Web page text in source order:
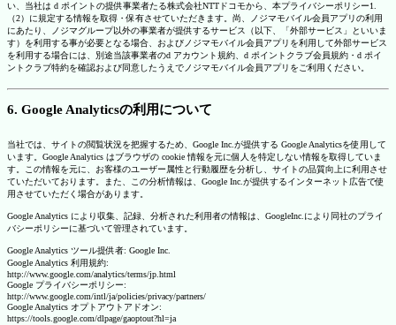
い、当社は d ポイントの提供事業者たる株式会社NTTドコモから、本プライバシーポリシー1.
（2）に規定する情報を取得・保有させていただきます。尚、ノジマモバイル会員アプリの利用
にあたり、ノジマグループ以外の事業者が提供するサービス（以下、「外部サービス」といいま
す）を利用する事が必要となる場合、およびノジマモバイル会員アプリを利用して外部サービス
を利用する場合には、別途当該事業者のd アカウント規約、d ポイントクラブ会員規約・d ポイ
ントクラブ特約を確認および同意したうえでノジマモバイル会員アプリをご利用ください。
6. Google Analyticsの利用について
当社では、サイトの閲覧状況を把握するため、Google Inc.が提供する Google Analyticsを使用して
います。Google Analytics はブラウザの cookie 情報を元に個人を特定しない情報を取得していま
す。この情報を元に、お客様のユーザー属性と行動履歴を分析し、サイトの品質向上に利用させ
ていただいております。また、この分析情報は、Google Inc.が提供するインターネット広告で使
用させていただく場合があります。
Google Analytics により収集、記録、分析された利用者の情報は、GoogleInc.により同社のプライ
バシーポリシーに基づいて管理されています。
Google Analytics ツール提供者: Google Inc.
Google Analytics 利用規約:
http://www.google.com/analytics/terms/jp.html
Google プライバシーポリシー:
http://www.google.com/intl/ja/policies/privacy/partners/
Google Analytics オプトアウトアドオン:
https://tools.google.com/dlpage/gaoptout?hl=ja